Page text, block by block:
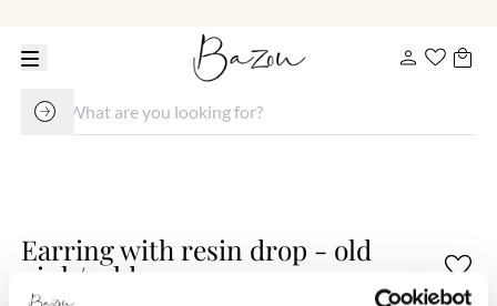
Earring with resin drop - old
pink/gold